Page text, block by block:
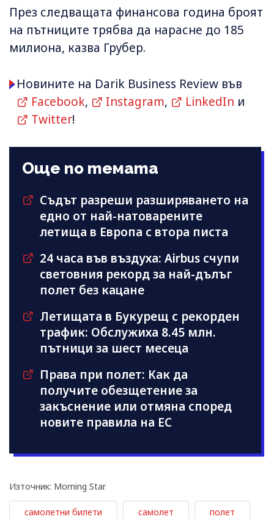
През следващата финансова година броят
на пътниците трябва да нарасне до 185
милиона, казва Грубер.
Новините на Darik Business Review във
Facebook, Instagram, LinkedIn и
Twitter!
Още по темата
Съдът разреши разширяването на
едно от най-натоварените
летища в Европа с втора писта
24 часа във въздуха: Airbus счупи
световния рекорд за най-дълъг
полет без кацане
Летищата в Букурещ с рекорден
трафик: Обслужиха 8.45 млн.
пътници за шест месеца
Права при полет: Как да
получите обезщетение за
закъснение или отмяна според
новите правила на ЕС
Източник: Morning Star
самолетни билети самолет полет